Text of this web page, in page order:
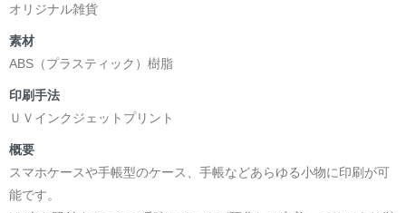
オリジナル雑貨
素材
ABS（プラスティック）樹脂
印刷手法
ＵＶインクジェットプリント
概要
スマホケースや手帳型のケース、手帳などあらゆる小物に印刷が可
能です。